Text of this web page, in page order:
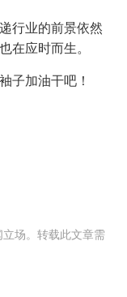
行业的前景依然
在应时而生。
子加油干吧！
场。转载此文章需